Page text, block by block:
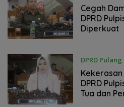
April 2026
Cegah
DPRD
Diperkuat
DPRD Pulang
23 Maret 2026
DPRD
Tua dan